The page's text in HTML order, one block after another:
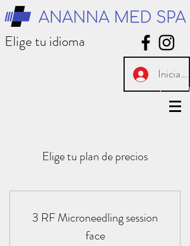
Elige tu idioma
Iniciar
Elige tu plan de precios
3 RF Microneedling session
face